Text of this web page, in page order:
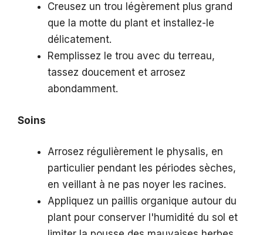
Creusez un trou légèrement plus grand
que la motte du plant et installez-le
délicatement.
Remplissez le trou avec du terreau,
tassez doucement et arrosez
abondamment.
Soins
Arrosez régulièrement le physalis, en
particulier pendant les périodes sèches,
en veillant à ne pas noyer les racines.
Appliquez un paillis organique autour du
plant pour conserver l'humidité du sol et